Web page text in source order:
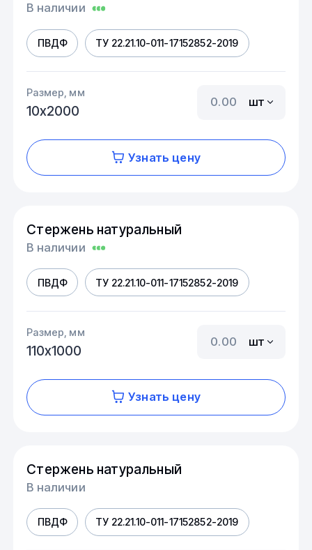
В наличии
ПВДФ ТУ 22.21.10-011-17152852-2019
Размер, мм
10х2000
шт
Узнать цену
Стержень натуральный
В наличии
ПВДФ ТУ 22.21.10-011-17152852-2019
Размер, мм
110х1000
шт
Узнать цену
Стержень натуральный
В наличии
ПВДФ ТУ 22.21.10-011-17152852-2019